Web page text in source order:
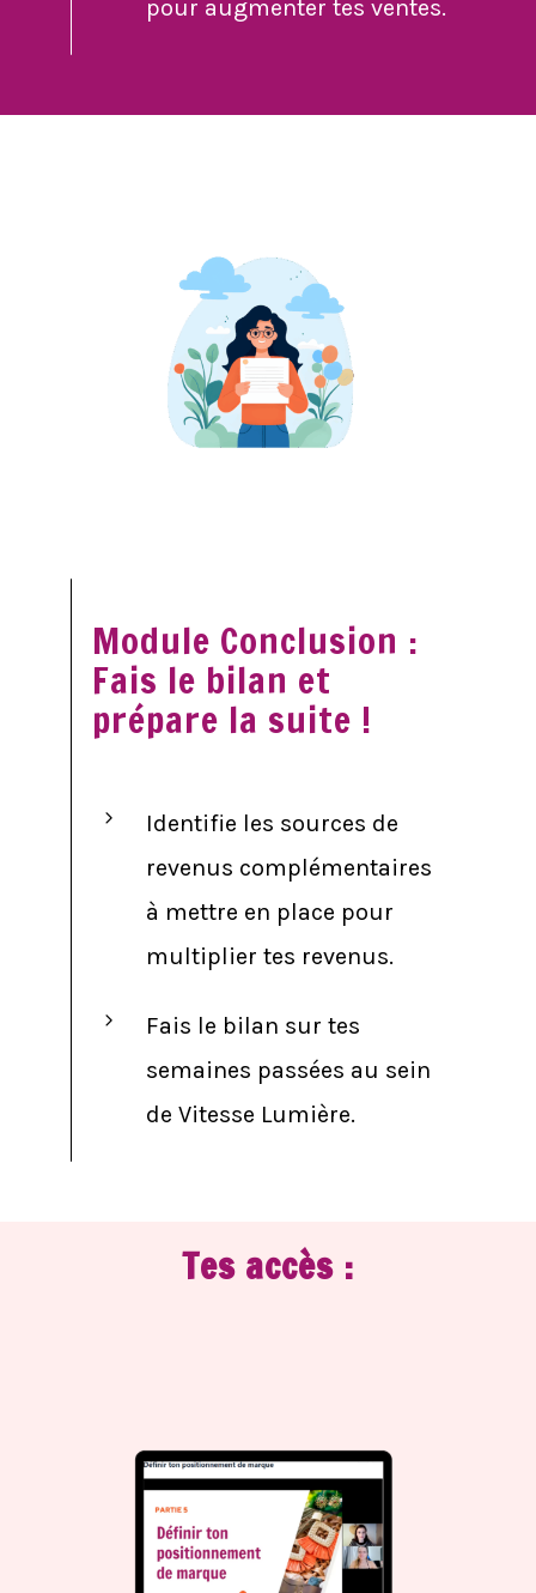
pour augmenter tes ventes.
Module Conclusion :
Fais le bilan et
prépare la suite !
Identifie les sources de
revenus complémentaires
à mettre en place pour
multiplier tes revenus.
Fais le bilan sur tes
semaines passées au sein
de Vitesse Lumière.
Tes accès :